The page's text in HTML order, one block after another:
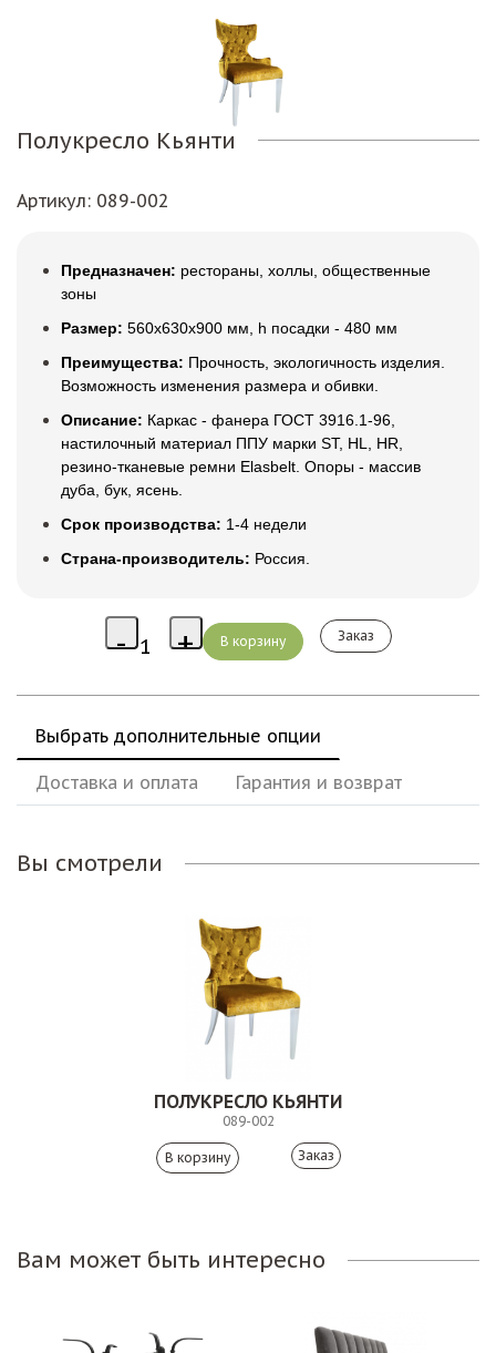
Полукресло Кьянти
Артикул: 089-002
Предназначен: рестораны, холлы, общественные
зоны
Размер: 560х630х900 мм, h посадки - 480 мм
Преимущества: Прочность, экологичность изделия.
Возможность изменения размера и обивки.
Описание: Каркас - фанера ГОСТ 3916.1-96,
настилочный материал ППУ марки ST, HL, HR,
резино-тканевые ремни Elasbelt. Опоры - массив
дуба, бук, ясень.
Срок производства: 1-4 недели
Страна-производитель: Россия.
Заказ
Выбрать дополнительные опции
Доставка и оплата Гарантия и возврат
Вы смотрели
ПОЛУКРЕСЛО КЬЯНТИ
089-002
Заказ
Вам может быть интересно